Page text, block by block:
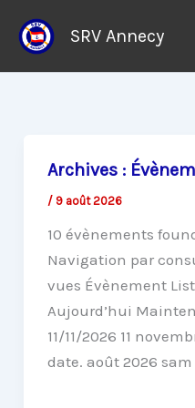
SRV Annecy
Archives :
/ 9 août 2026
10 évènements
Navigation par
vues Évènement
Aujourd’hui
11/11/2026 11
date. août 2026 sam